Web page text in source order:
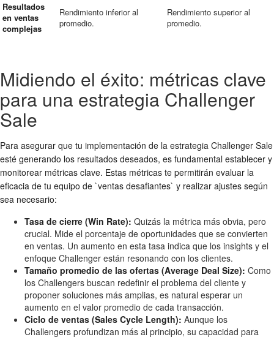
Resultados
en ventas
complejas
Rendimiento inferior al
promedio.
Rendimiento superior al
promedio.
Midiendo el éxito: métricas clave
para una estrategia Challenger
Sale
Para asegurar que tu implementación de la estrategia Challenger Sale
esté generando los resultados deseados, es fundamental establecer y
monitorear métricas clave. Estas métricas te permitirán evaluar la
eficacia de tu equipo de `ventas desafiantes` y realizar ajustes según
sea necesario:
Tasa de cierre (Win Rate): Quizás la métrica más obvia, pero
crucial. Mide el porcentaje de oportunidades que se convierten
en ventas. Un aumento en esta tasa indica que los insights y el
enfoque Challenger están resonando con los clientes.
Tamaño promedio de las ofertas (Average Deal Size): Como
los Challengers buscan redefinir el problema del cliente y
proponer soluciones más amplias, es natural esperar un
aumento en el valor promedio de cada transacción.
Ciclo de ventas (Sales Cycle Length): Aunque los
Challengers profundizan más al principio, su capacidad para